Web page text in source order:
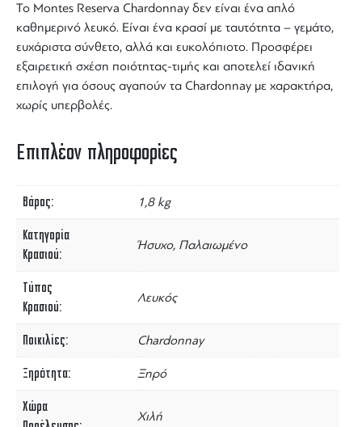
Το Montes Reserva Chardonnay δεν είναι ένα απλό
καθημερινό λευκό. Είναι ένα κρασί με ταυτότητα – γεμάτο,
ευχάριστα σύνθετο, αλλά και ευκολόπιοτο. Προσφέρει
εξαιρετική σχέση ποιότητας-τιμής και αποτελεί ιδανική
επιλογή για όσους αγαπούν τα Chardonnay με χαρακτήρα,
χωρίς υπερβολές.
Επιπλέον πληροφορίες
Βάρος 1,8 kg
Κατηγορία
Κρασιού
Ήσυχο, Παλαιωμένο
Τύπος
Κρασιού
Λευκός
Ποικιλίες Chardonnay
Ξηρότητα Ξηρό
Χώρα
Χιλή